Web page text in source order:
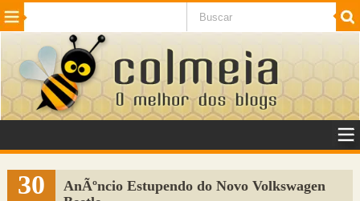
Beleza Cinema e TV
Internet Jogos NotÃ­cias SaÃºde
VeÃ­culos Adulto
Sugerir Link
30
AnÃºncio Estupendo do Novo Volkswagen